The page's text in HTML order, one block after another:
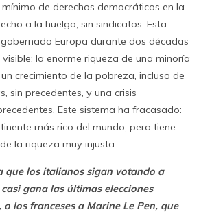
de derechos democráticos en la
a la huelga, sin sindicatos. Esta
Europa durante dos décadas
la enorme riqueza de una minoría
crecimiento de la pobreza, incluso de
sin precedentes, y una crisis
Este sistema ha fracasado:
más rico del mundo, pero tiene
la riqueza muy injusta.
que los italianos sigan votando a
gana las últimas elecciones
los franceses a Marine Le Pen, que